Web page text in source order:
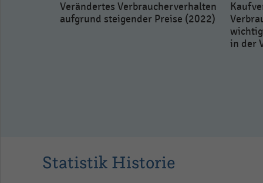
Verändertes Verbraucherverhalten
aufgrund steigender Preise (2022)
in der
Statistik Historie